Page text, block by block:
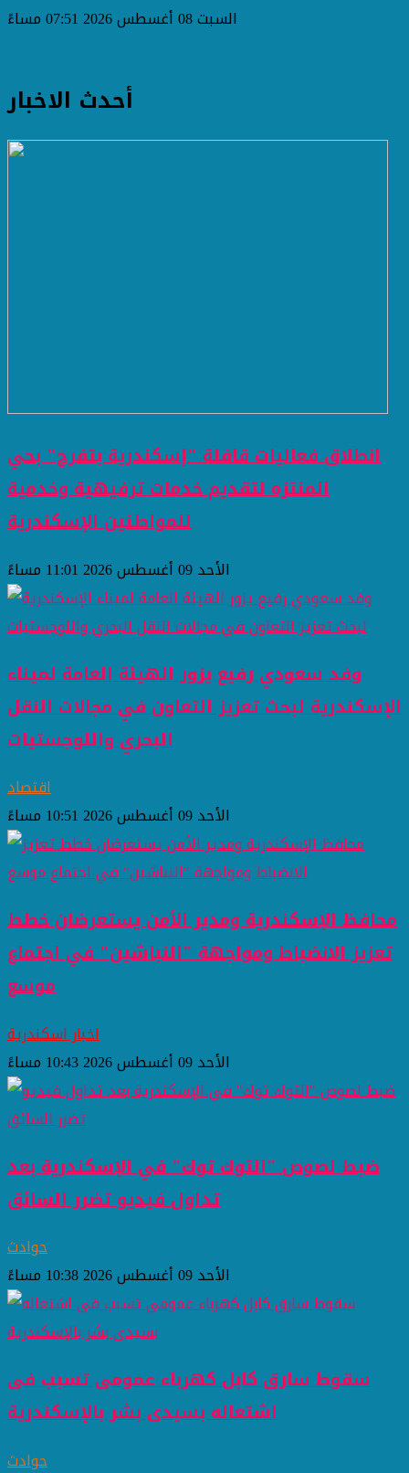
السبت 08 أغسطس 2026 07:51 مساءً
أحدث الاخبار
انطلاق فعاليات قافلة "إسكندرية بتفرح" بحي
المنتزه لتقديم خدمات ترفيهية وخدمية
للمواطنين ​الإسكندرية
الأحد 09 أغسطس 2026 11:01 مساءً
وفد سعودي رفيع يزور الهيئة العامة لميناء
الإسكندرية لبحث تعزيز التعاون في مجالات النقل
البحري واللوجستيات
اقتصاد
الأحد 09 أغسطس 2026 10:51 مساءً
محافظ الإسكندرية ومدير الأمن يستعرضان خطط
تعزيز الانضباط ومواجهة "النباشين" في اجتماع
موسع
اخبار اسكندرية
الأحد 09 أغسطس 2026 10:43 مساءً
ضبط لصوص "التوك توك" في الإسكندرية بعد
تداول فيديو تضرر السائق
حوادث
الأحد 09 أغسطس 2026 10:38 مساءً
سقوط سارق كابل كهرباء عمومى تسبب فى
اشتعاله بسيدى بشر بالإسكندرية
حوادث